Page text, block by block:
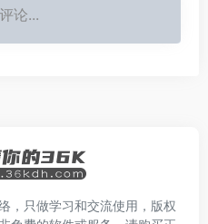
论...
，只做学习和交流使用，版权